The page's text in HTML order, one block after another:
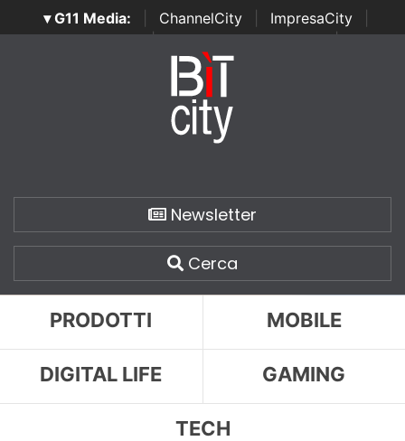
▾ G11 Media: ChannelCity ImpresaCity
SecurityOpenLab | Italian Channel Awards | Italian
Italian Security Awards
Newsletter
Cerca
PRODOTTI MOBILE
DIGITAL LIFE GAMING
TECH